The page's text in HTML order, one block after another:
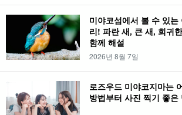
미야코섬에서 볼 수 있
리! 파란 새, 큰 새, 희귀
함께 해설
2026년 8월 7일
로즈우드 미야코지마는
방법부터 사진 찍기 좋